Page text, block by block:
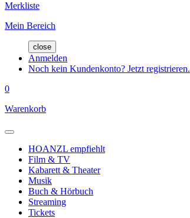
Merkliste
Mein Bereich
close
Anmelden
Noch kein Kundenkonto? Jetzt registrieren.
0
Warenkorb
HOANZL empfiehlt
Film & TV
Kabarett & Theater
Musik
Buch & Hörbuch
Streaming
Tickets